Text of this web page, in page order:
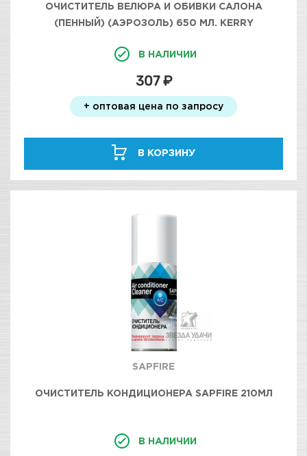
ОЧИСТИТЕЛЬ ВЕЛЮРА И ОБИВКИ САЛОНА
(ПЕННЫЙ) (АЭРОЗОЛЬ) 650 МЛ. KERRY
В НАЛИЧИИ
307 ₽
+ оптовая цена по запросу
В КОРЗИНУ
SAPFIRE
ОЧИСТИТЕЛЬ КОНДИЦИОНЕРА SAPFIRE 210МЛ
В НАЛИЧИИ